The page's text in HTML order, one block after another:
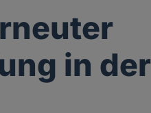
in der